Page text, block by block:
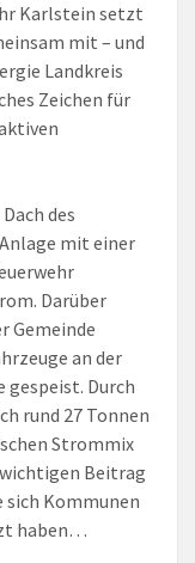
Karlstein setzt
mit – und
Landkreis
Zeichen für
des
mit einer
Darüber
Gemeinde
an der
gespeist. Durch
rund 27 Tonnen
Strommix
Beitrag
sich Kommunen
haben…